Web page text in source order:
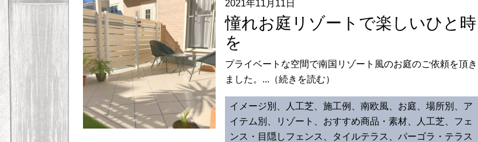
2021年11月11日
憧れお庭リゾートで楽しいひと時
を
プライベートな空間で南国リゾート風のお庭のご依頼を頂き
ました。...（続きを読む）
イメージ別、人工芝、施工例、南欧風、お庭、場所別、ア
イテム別、リゾート、おすすめ商品・素材、人工芝、フェ
ンス・目隠しフェンス、タイルテラス、パーゴラ・テラス